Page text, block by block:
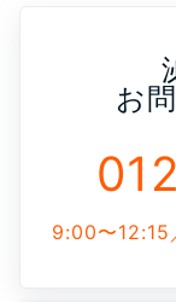
お
9:00〜12:15